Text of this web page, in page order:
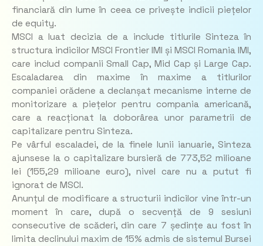
financiară din lume în ceea ce privește indicii piețelor
de equity.
MSCI a luat decizia de a include titlurile Sinteza în
structura indicilor MSCI Frontier IMI și MSCI Romania IMI,
care includ companii Small Cap, Mid Cap și Large Cap.
Escaladarea din maxime în maxime a titlurilor
companiei orădene a declanșat mecanisme interne de
monitorizare a piețelor pentru compania americană,
care a reacționat la doborârea unor parametrii de
capitalizare pentru Sinteza.
Pe vârful escaladei, de la finele lunii ianuarie, Sinteza
ajunsese la o capitalizare bursieră de 773,52 milioane
lei (155,29 milioane euro), nivel care nu a putut fi
ignorat de MSCI.
Anunțul de modificare a structurii indicilor vine într-un
moment în care, după o secvență de 9 sesiuni
consecutive de scăderi, din care 7 ședințe au fost în
limita declinului maxim de 15% admis de sistemul Bursei